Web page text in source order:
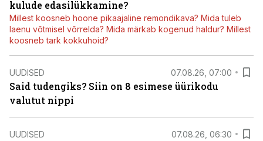
kulude edasilükkamine?
Millest koosneb hoone pikaajaline remondikava? Mida tuleb
laenu võtmisel võrrelda? Mida märkab kogenud haldur? Millest
koosneb tark kokkuhoid?
UUDISED 07.08.26, 07:00
Said tudengiks? Siin on 8 esimese üürikodu
valutut nippi
UUDISED 07.08.26, 06:30